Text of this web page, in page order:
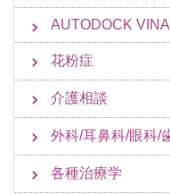
AUTODOCK
花粉症
介護相談
外科/耳鼻科/眼科/
各種治療学